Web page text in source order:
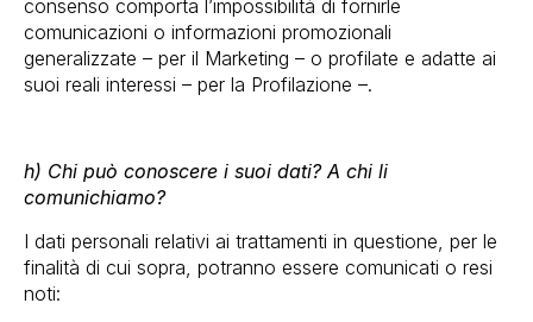
consenso comporta l’impossibilità di fornirle
comunicazioni o informazioni promozionali
generalizzate – per il Marketing – o profilate e adatte ai
suoi reali interessi – per la Profilazione –.
h) Chi può conoscere i suoi dati? A chi li
comunichiamo?
I dati personali relativi ai trattamenti in questione, per le
finalità di cui sopra, potranno essere comunicati o resi
noti: